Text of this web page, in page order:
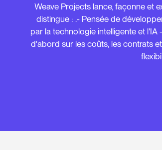
Weave Projects lance, façonne et
distingue : .- Pensée de
par la technologie intelligente et
d'abord sur les coûts, les contrats